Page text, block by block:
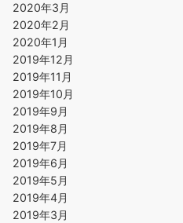
2020年3月
2020年2月
2020年1月
2019年12月
2019年11月
2019年10月
2019年9月
2019年8月
2019年7月
2019年6月
2019年5月
2019年4月
2019年3月